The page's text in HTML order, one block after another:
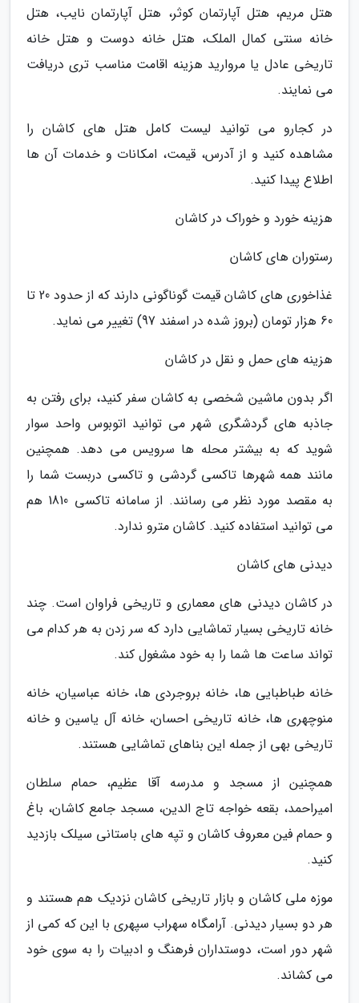
هتل مریم، هتل آپارتمان کوثر، هتل آپارتمان نایب، هتل
خانه سنتی کمال الملک، هتل خانه دوست و هتل خانه
تاریخی عادل یا مروارید هزینه اقامت مناسب تری دریافت
می نمایند.
در کجارو می توانید لیست کامل هتل های کاشان را
مشاهده کنید و از آدرس، قیمت، امکانات و خدمات آن ها
اطلاع پیدا کنید.
هزینه خورد و خوراک در کاشان
رستوران های کاشان
غذاخوری های کاشان قیمت گوناگونی دارند که از حدود 20 تا
60 هزار تومان (بروز شده در اسفند 97) تغییر می نماید.
هزینه های حمل و نقل در کاشان
اگر بدون ماشین شخصی به کاشان سفر کنید، برای رفتن به
جاذبه های گردشگری شهر می توانید اتوبوس واحد سوار
شوید که به بیشتر محله ها سرویس می دهد. همچنین
مانند همه شهرها تاکسی گردشی و تاکسی دربست شما را
به مقصد مورد نظر می رسانند. از سامانه تاکسی 1810 هم
می توانید استفاده کنید. کاشان مترو ندارد.
دیدنی های کاشان
در کاشان دیدنی های معماری و تاریخی فراوان است. چند
خانه تاریخی بسیار تماشایی دارد که سر زدن به هر کدام می
تواند ساعت ها شما را به خود مشغول کند.
خانه طباطبایی ها، خانه بروجردی ها، خانه عباسیان، خانه
منوچهری ها، خانه تاریخی احسان، خانه آل یاسین و خانه
تاریخی بهی از جمله این بناهای تماشایی هستند.
همچنین از مسجد و مدرسه آقا عظیم، حمام سلطان
امیراحمد، بقعه خواجه تاج الدین، مسجد جامع کاشان، باغ
و حمام فین معروف کاشان و تپه های باستانی سیلک بازدید
کنید.
موزه ملی کاشان و بازار تاریخی کاشان نزدیک هم هستند و
هر دو بسیار دیدنی. آرامگاه سهراب سپهری با این که کمی از
شهر دور است، دوستداران فرهنگ و ادبیات را به سوی خود
می کشاند.